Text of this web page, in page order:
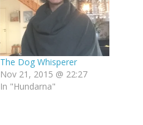
The Dog Whisperer
Nov 21, 2015 @ 22:27
In "Hundarna"